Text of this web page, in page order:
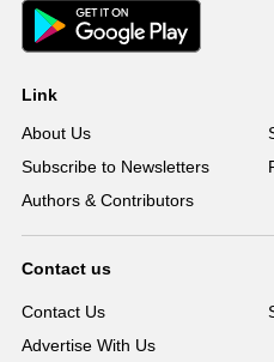
Link
About Us
Subscribe to Newsletters
Authors & Contributors
Contact us
Contact Us
Advertise With Us